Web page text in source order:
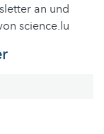
an und
science.lu